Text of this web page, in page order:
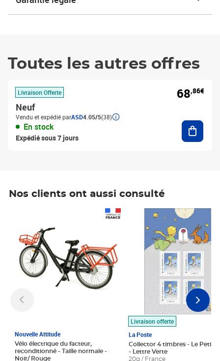
Toutes les autres offres
Livraison Offerte
Neuf
Vendu et expédié parASD4.05/5(38)
En stock
Expédié sous 7 jours
68,86€
Nos clients ont aussi consulté
Nouvelle Attitude
Vélo électrique du facteur,
reconditionné - Taille normale -
Noir/ Rouge
Livraison offerte
La Poste
Collector 4 timbres - Le Petit
- Lettre Verte
20g / France
Prix 7,50€